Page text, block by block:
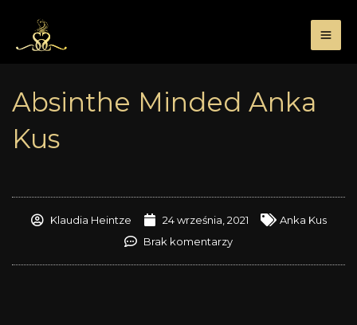
treści
Absinthe Minded Anka
Kus
Klaudia Heintze 24 września, 2021
Anka Kus
Brak komentarzy